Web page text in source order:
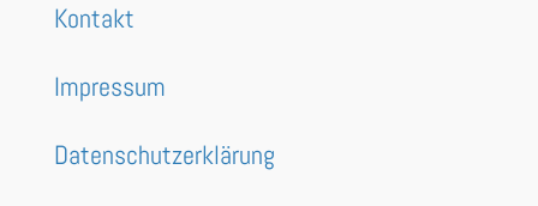
Kontakt
Impressum
Datenschutzerklärung